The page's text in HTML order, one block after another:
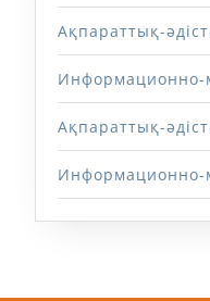
Ақпараттық-
Информационно-
Ақпараттық-
Информационно-